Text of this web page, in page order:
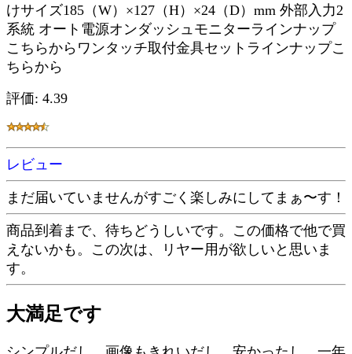
けサイズ185（W）×127（H）×24（D）mm 外部入力2
系統 オート電源オンダッシュモニターラインナップ
こちらからワンタッチ取付金具セットラインナップこ
ちらから
評価: 4.39
レビュー
まだ届いていませんがすごく楽しみにしてまぁ〜す！
商品到着まで、待ちどうしいです。この価格で他で買
えないかも。この次は、リヤー用が欲しいと思いま
す。
大満足です